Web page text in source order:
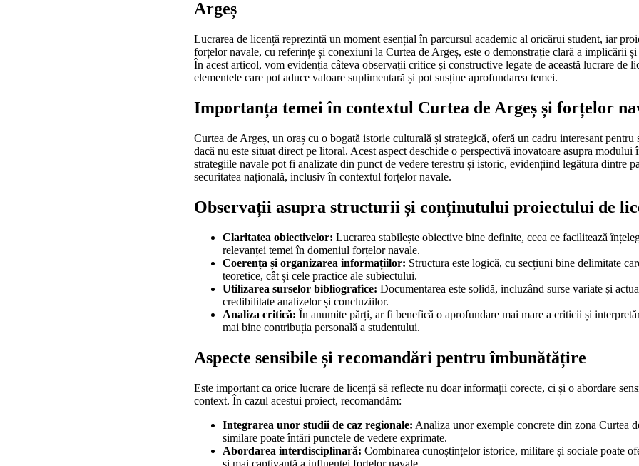
Argeș
Lucrarea de licență reprezintă un moment esențial în parcursul academic al oricărui student, iar
forțelor navale, cu referințe și conexiuni la Curtea de Argeș, este o demonstrație clară a implicării
În acest articol, vom evidenția câteva observații critice și constructive legate de această lucrare de
elementele care pot aduce valoare suplimentară și pot susține aprofundarea temei.
Importanța temei în contextul Curtea de Argeș și forțelor
Curtea de Argeș, un oraș cu o bogată istorie culturală și strategică, oferă un cadru interesant
dacă nu este situat direct pe litoral. Acest aspect deschide o perspectivă inovatoare asupra modului
strategiile navale pot fi analizate din punct de vedere terestru și istoric, evidențiind legătura dintre
securitatea națională, inclusiv în contextul forțelor navale.
Observații asupra structurii și conținutului proiectului de
Claritatea obiectivelor: Lucrarea stabilește obiective bine definite, ceea ce facilitează
relevanței temei în domeniul forțelor navale.
Coerența și organizarea informațiilor: Structura este logică, cu secțiuni bine delimitate
teoretice, cât și cele practice ale subiectului.
Utilizarea surselor bibliografice: Documentarea este solidă, incluzând surse variate și
credibilitate analizelor și concluziilor.
Analiza critică: În anumite părți, ar fi benefică o aprofundare mai mare a criticii și
mai bine contribuția personală a studentului.
Aspecte sensibile și recomandări pentru îmbunătățire
Este important ca orice lucrare de licență să reflecte nu doar informații corecte, ci și o abordare
context. În cazul acestui proiect, recomandăm:
Integrarea unor studii de caz regionale: Analiza unor exemple concrete din zona Curtea
similare poate întări punctele de vedere exprimate.
Abordarea interdisciplinară: Combinarea cunoștințelor istorice, militare și sociale poate
și mai captivantă a influenței forțelor navale.